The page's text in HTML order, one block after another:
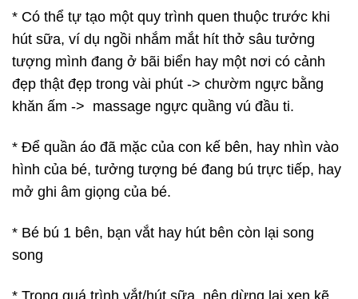
* Có thể tự tạo một quy trình quen thuộc trước khi
hút sữa, ví dụ ngồi nhắm mắt hít thở sâu tưởng
tượng mình đang ở bãi biển hay một nơi có cảnh
đẹp thật đẹp trong vài phút -> chườm ngực bằng
khăn ấm -> massage ngực quầng vú đầu ti.
* Để quần áo đã mặc của con kế bên, hay nhìn vào
hình của bé, tưởng tượng bé đang bú trực tiếp, hay
mở ghi âm giọng của bé.
* Bé bú 1 bên, bạn vắt hay hút bên còn lại song
song